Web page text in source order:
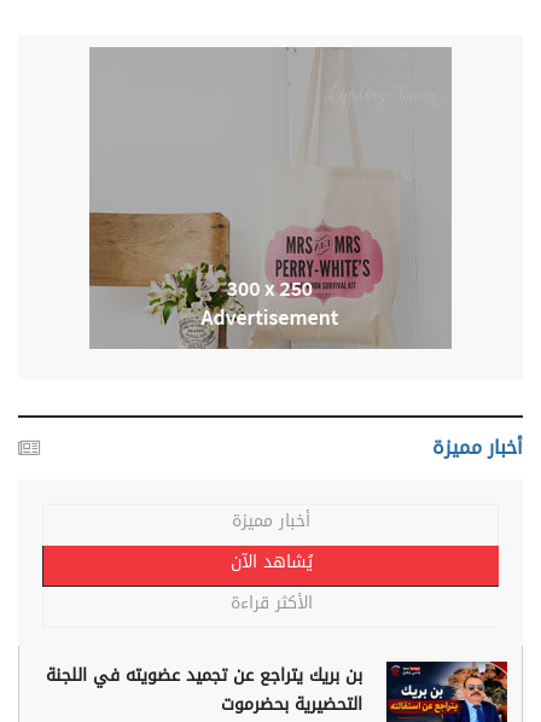
أخبار مميزة
أخبار مميزة
يُشاهد الآن
الأكثر قراءة
بن بريك يتراجع عن تجميد عضويته في اللجنة
التحضيرية بحضرموت